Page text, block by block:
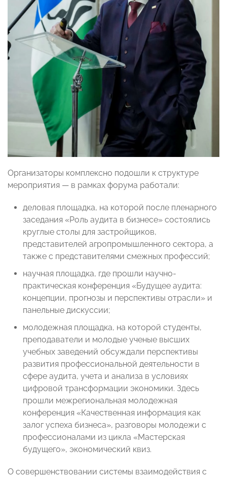
Организаторы комплексно подошли к структуре
мероприятия — в рамках форума работали:
деловая площадка, на которой после пленарного
заседания «Роль аудита в бизнесе» состоялись
круглые столы для застройщиков,
представителей агропромышленного сектора, а
также с представителями смежных профессий;
научная площадка, где прошли научно-
практическая конференция «Будущее аудита:
концепции, прогнозы и перспективы отрасли» и
панельные дискуссии;
молодежная площадка, на которой студенты,
преподаватели и молодые ученые высших
учебных заведений обсуждали перспективы
развития профессиональной деятельности в
сфере аудита, учета и анализа в условиях
цифровой трансформации экономики. Здесь
прошли межрегиональная молодежная
конференция «Качественная информация как
залог успеха бизнеса», разговоры молодежи с
профессионалами из цикла «Мастерская
будущего», экономический квиз.
О совершенствовании системы взаимодействия с